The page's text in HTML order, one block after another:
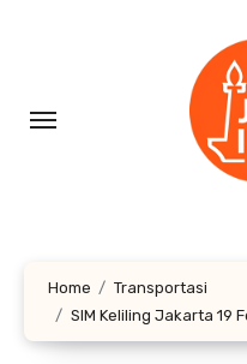
Home
Transportasi
SIM Keliling Jakarta 19